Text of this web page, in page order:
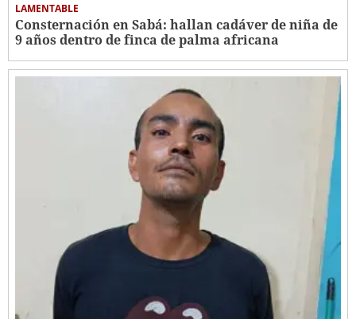
LAMENTABLE
Consternación en Sabá: hallan cadáver de niña de
9 años dentro de finca de palma africana